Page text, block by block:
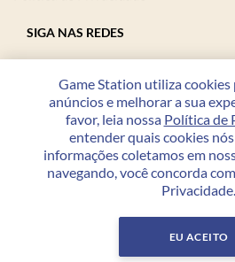
SIGA NAS REDES
FORMAS DE PAGAMENTO
os direitos
Game Station utiliza
anúncios e melhorar a sua
favor, leia nossa Política de
entender quais cookies
informações coletamos em
navegando, você concorda
Privacidade.
EU ACEITO